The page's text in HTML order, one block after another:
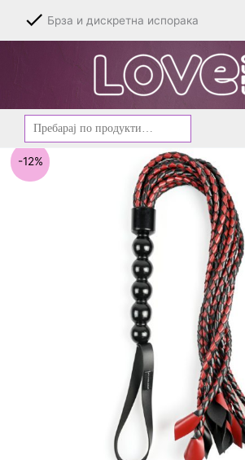
content
Брза и дискретна испорака
Барај
за:
-12%